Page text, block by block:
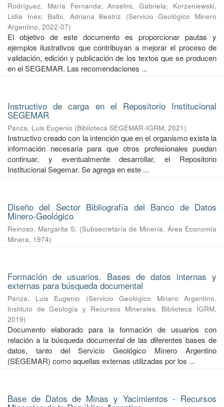
Rodríguez, María Fernanda;Anselmi, Gabriela; Korzeniewski,
Lidia Inés; Balbi, Adriana Beatriz (Servicio Geológico Minero
Argentino, 2022-07)
El objetivo de este documento es proporcionar pautas y
ejemplos ilustrativos que contribuyan a mejorar el proceso de
validación, edición y publicación de los textos que se producen
en el SEGEMAR. Las recomendaciones ...
Instructivo de carga en el Repositorio Institucional
SEGEMAR
Panza, Luis Eugenio (Biblioteca SEGEMAR-IGRM, 2021)
Instructivo creado con la intención que en el organismo exista la
información necesaria para que otros profesionales puedan
continuar, y eventualmente desarrollar, el Repositorio
Institucional Segemar. Se agrega en este ...
Diseño del Sector Bibliografía del Banco de Datos
Minero-Geológico
Reinoso, Margarita S. (Subsecretaría de Minería. Área Economía
Minera, 1974)
Formación de usuarios. Bases de datos internas y
externas para búsqueda documental
Panza, Luis Eugenio (Servicio Geológico Minero Argentino.
Instituto de Geología y Recursos Minerales. Biblioteca IGRM,
2019)
Documento elaborado para la formación de usuarios con
relación a la búsqueda documental de las diferentes bases de
datos, tanto del Servicio Geológico Minero Argentino
(SEGEMAR) como aquellas externas utilizadas por los ...
Base de Datos de Minas y Yacimientos - Recursos